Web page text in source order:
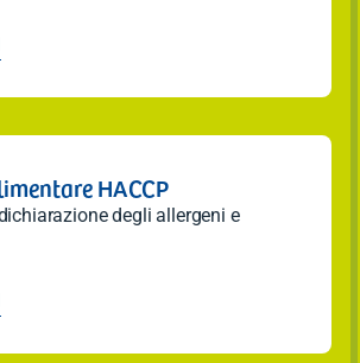
HACCP
degli allergeni e